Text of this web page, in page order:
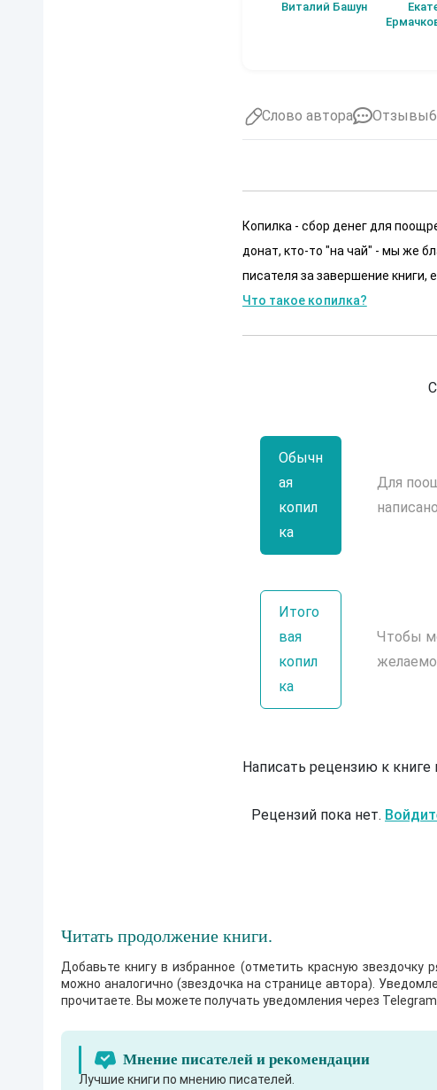
Виталий Башун
Слово автора Отзывы
Копилка - сбор денег для
донат, кто-то "на чай" - мы же
писателя за завершение книги,
Что такое копилка?
Обычн
ая
копил
ка
Для
Итого
вая
копил
ка
Чтобы
Написать рецензию к
Рецензий пока нет.
Читать продолжение книги.
Добавьте книгу в избранное (отметить красную
можно аналогично (звездочка на странице автора).
прочитаете. Вы можете получать уведомления через
Мнение писателей и рекомендации
Лучшие книги по мнению писателей.